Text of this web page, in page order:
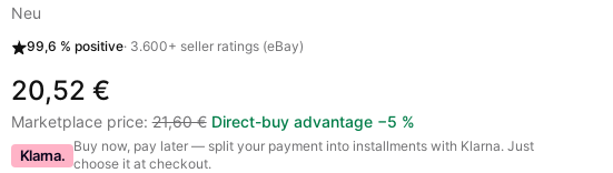
Neu
99,6 % positive· 3.600+ seller ratings (eBay)
20,52 €
Marketplace price: 21,60 € Direct-buy advantage−5 %
Klarna. Buy now, pay later — split your payment into installments with Klarna. Just
choose it at checkout.